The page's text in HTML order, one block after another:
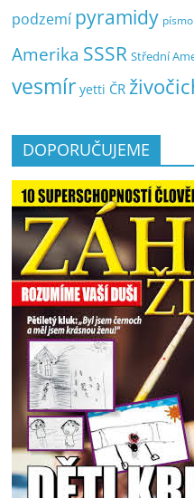
podzemí pyramidy písmo
Amerika SSSR Střední
vesmír yetti ČR
DOPORUČUJEME